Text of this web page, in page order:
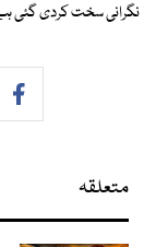
نگرانی سخت كردی گئی
متعلقہ